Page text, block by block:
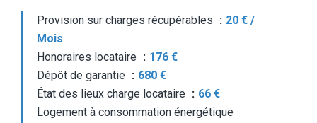
Provision sur charges récupérables
20 € /
Mois
Honoraires locataire
176 €
Dépôt de garantie
680 €
État des lieux charge locataire
66 €
Logement à consommation énergétique